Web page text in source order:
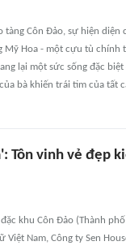
tàng Côn Đảo, sự hiện
Mỹ Hoa - một cựu tù chính
lại một sức sống đặc
bà khiến trái tim của
Tôn vinh vẻ đẹp
khu Côn Đảo (Thành
Nam, Công ty Sen